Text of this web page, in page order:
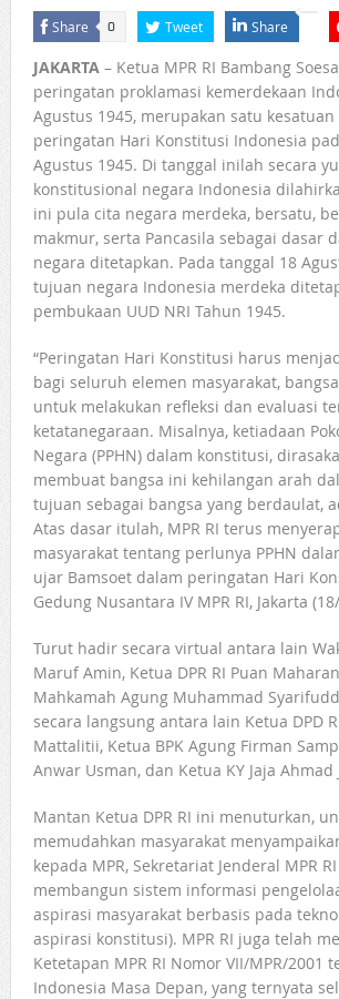
Share 0 Tweet Share
JAKARTA– Ketua MPR RI Bambang
peringatan proklamasi kemerdekaan
Agustus 1945, merupakan satu
peringatan Hari Konstitusi Indonesia
Agustus 1945. Di tanggal inilah secara
konstitusional negara Indonesia
ini pula cita negara merdeka, bersatu,
makmur, serta Pancasila sebagai dasar
negara ditetapkan. Pada tanggal 18
tujuan negara Indonesia merdeka
pembukaan UUD NRI Tahun 1945.
“Peringatan Hari Konstitusi harus
bagi seluruh elemen masyarakat,
untuk melakukan refleksi dan evaluasi
ketatanegaraan. Misalnya, ketiadaan
Negara (PPHN) dalam konstitusi,
membuat bangsa ini kehilangan arah
tujuan sebagai bangsa yang berdaulat,
Atas dasar itulah, MPR RI terus
masyarakat tentang perlunya PPHN
ujar Bamsoet dalam peringatan Hari
Gedung Nusantara IV MPR RI, Jakarta
Turut hadir secara virtual antara lain
Maruf Amin, Ketua DPR RI Puan
Mahkamah Agung Muhammad
secara langsung antara lain Ketua DPD
Mattalitii, Ketua BPK Agung Firman
Anwar Usman, dan Ketua KY Jaja Ahmad
Mantan Ketua DPR RI ini menuturkan,
memudahkan masyarakat
kepada MPR, Sekretariat Jenderal MPR
membangun sistem informasi
aspirasi masyarakat berbasis pada
aspirasi konstitusi). MPR RI juga telah
Ketetapan MPR RI Nomor VII/MPR/2001
Indonesia Masa Depan, yang ternyata